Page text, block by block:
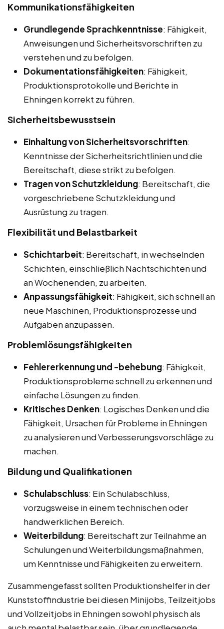
Kommunikationsfähigkeiten
Grundlegende Sprachkenntnisse: Fähigkeit,
Anweisungen und Sicherheitsvorschriften zu
verstehen und zu befolgen.
Dokumentationsfähigkeiten: Fähigkeit,
Produktionsprotokolle und Berichte in
Ehningen korrekt zu führen.
Sicherheitsbewusstsein
Einhaltung von Sicherheitsvorschriften:
Kenntnisse der Sicherheitsrichtlinien und die
Bereitschaft, diese strikt zu befolgen.
Tragen von Schutzkleidung: Bereitschaft, die
vorgeschriebene Schutzkleidung und
Ausrüstung zu tragen.
Flexibilität und Belastbarkeit
Schichtarbeit: Bereitschaft, in wechselnden
Schichten, einschließlich Nachtschichten und
an Wochenenden, zu arbeiten.
Anpassungsfähigkeit: Fähigkeit, sich schnell an
neue Maschinen, Produktionsprozesse und
Aufgaben anzupassen.
Problemlösungsfähigkeiten
Fehlererkennung und -behebung: Fähigkeit,
Produktionsprobleme schnell zu erkennen und
einfache Lösungen zu finden.
Kritisches Denken: Logisches Denken und die
Fähigkeit, Ursachen für Probleme in Ehningen
zu analysieren und Verbesserungsvorschläge zu
machen.
Bildung und Qualifikationen
Schulabschluss: Ein Schulabschluss,
vorzugsweise in einem technischen oder
handwerklichen Bereich.
Weiterbildung: Bereitschaft zur Teilnahme an
Schulungen und Weiterbildungsmaßnahmen,
um Kenntnisse und Fähigkeiten zu erweitern.
Zusammengefasst sollten Produktionshelfer in der
Kunststoffindustrie bei diesen Minijobs, Teilzeitjobs
und Vollzeitjobs in Ehningen sowohl physisch als